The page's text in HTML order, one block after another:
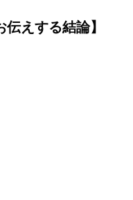
伝えする結論】